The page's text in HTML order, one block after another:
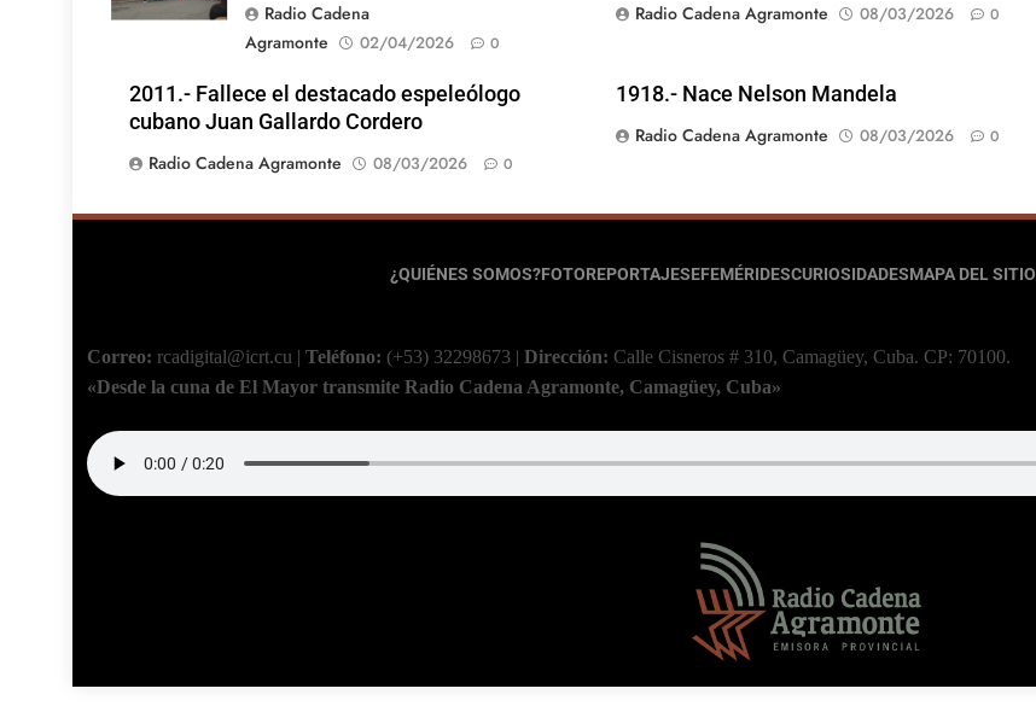
Radio Cadena
Agramonte
02/04/2026 0
Radio Cadena Agramonte
08/03/2026 0
2011.- Fallece el destacado espeleólogo
cubano Juan Gallardo Cordero
Radio Cadena Agramonte
08/03/2026 0
1918.- Nace Nelson Mandela
Radio Cadena Agramonte
08/03/2026 0
¿QUIÉNES SOMOS?FOTOREPORTAJESEFEMÉRIDESCURIOSIDADESMAPA DEL SITIO
Correo: rcadigital@icrt.cu | Teléfono: (+53) 32298673 | Dirección: Calle Cisneros # 310, Camagüey, Cuba. CP: 70100.
«Desde la cuna de El Mayor transmite Radio Cadena Agramonte, Camagüey, Cuba»